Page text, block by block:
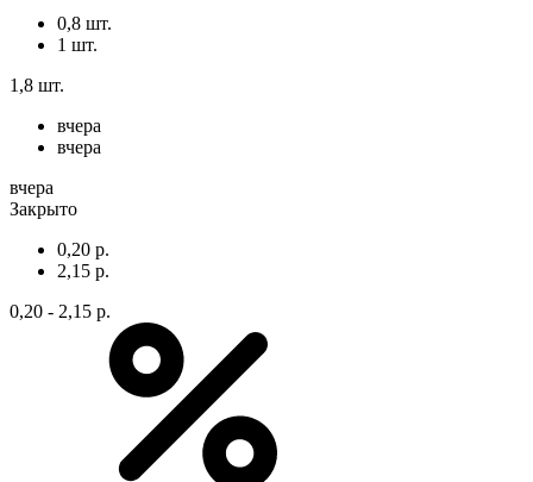
0,8 шт.
1 шт.
1,8 шт.
вчера
вчера
вчера
Закрыто
0,20 р.
2,15 р.
0,20 - 2,15 р.